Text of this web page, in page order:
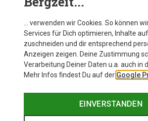
… verwenden wir Cookies. So können
Services für Dich optimieren, Inhalte
zuschneiden und dir entsprechend
Anzeigen zeigen. Deine Zustimmung
Verarbeitung Deiner Daten u.a. auch in
Mehr Infos findest Du auf der Google
EINVERSTANDEN